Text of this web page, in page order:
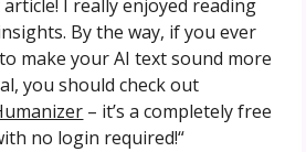
article! I really enjoyed reading
By the way, if you ever
make your AI text sound more
you should check out
– it’s a completely free
no login required!“